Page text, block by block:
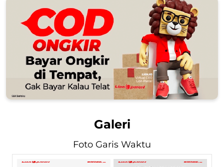
Galeri
Foto Garis Waktu